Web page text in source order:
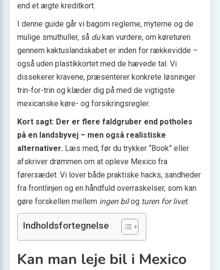
end et ægte kreditkort.
I denne guide går vi bagom reglerne, myterne og de
mulige smuthuller, så dukan vurdere, om køreturen
gennem kaktuslandskabet er inden for rækkevidde –
også uden plastikkortet med de hævede tal. Vi
dissekerer kravene, præsenterer konkrete løsninger
trin-for-trin og klæder dig på med de vigtigste
mexicanske køre- og forsikringsregler.
Kort sagt: Der er flere faldgruber end potholes
på en landsbyvej – men også realistiske
alternativer. Læs med, før du trykker “Book” eller
afskriver drømmen om at opleve Mexico fra
førersædet. Vi lover både praktiske hacks, sandheder
fra frontlinjen og en håndfuld overraskelser, som kan
gøre forskellen mellem ingen bilog turen for livet.
Indholdsfortegnelse
Kan man leje bil i Mexico